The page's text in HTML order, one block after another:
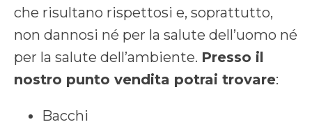
che risultano rispettosi e, soprattutto,
non dannosi né per la salute dell’uomo né
per la salute dell’ambiente. Presso il
nostro punto vendita potrai trovare:
Bacchi